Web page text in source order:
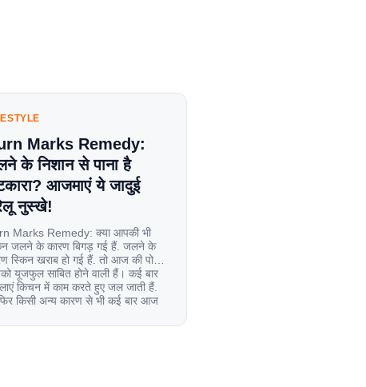
Marks Remedy:
के निशान से पाना है
आजमाएं ये जादुई
नुस्खे!
Marks Remedy: क्या आपकी भी
जलने के कारण बिगड़ गई हैं. जलने के
स्किन खराब हो गई हैं. तो आज की पोस्ट
यूजफुल साबित होने वाली हैं। कई बार
किचन में काम करते हुए जल जाती हैं.
किसी अन्य कारण से भी कई बार आज